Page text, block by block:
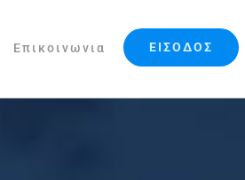
Επικοινωνια ΕΙΣΟΔΟΣ